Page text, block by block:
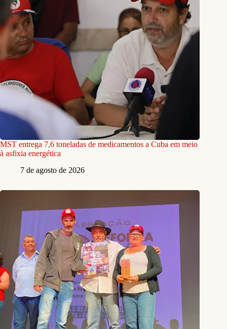
MST entrega 7,6 toneladas de medicamentos a Cuba em meio
à asfixia energética
7 de agosto de 2026